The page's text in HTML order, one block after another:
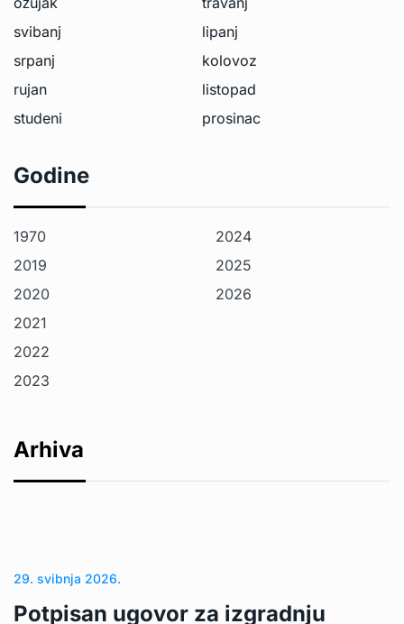
svibanj
lipanj
srpanj
kolovoz
rujan
listopad
studeni
prosinac
Godine
1970
2019
2020
2021
2022
2023
2024
2025
2026
Arhiva
29. svibnja 2026.
Potpisan ugovor za izgradnju